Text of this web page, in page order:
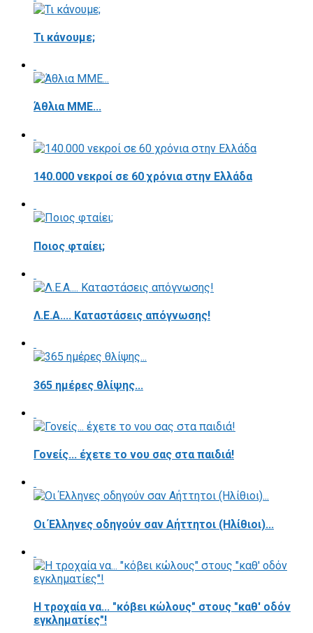
Τι κάνουμε;
Άθλια ΜΜΕ...
140.000 νεκροί σε 60 χρόνια στην Ελλάδα
Ποιος φταίει;
Λ.Ε.Α.... Καταστάσεις απόγνωσης!
365 ημέρες θλίψης...
Γονείς... έχετε το νου σας στα παιδιά!
Οι Έλληνες οδηγούν σαν Αήττητοι (Ηλίθιοι)...
Η τροχαία να... "κόβει κώλους" στους "καθ' οδόν
εγκληματίες"!